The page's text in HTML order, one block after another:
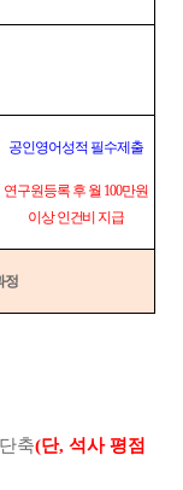
공인영어성적 필수제출
연구원등록 후 월 100만원
이상 인건비 지급
정
축(단,석사 평점